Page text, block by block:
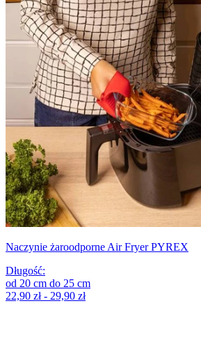
Naczynie żaroodporne Air Fryer PYREX
Długość:
od 20 cm do 25 cm
22,90 zł - 29,90 zł